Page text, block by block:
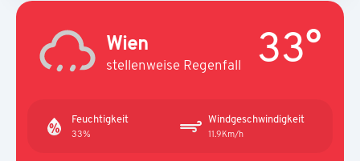
Wien
stellenweise Regenfall 33°
Feuchtigkeit
33%
Windgeschwindigkeit
11.9Km/h